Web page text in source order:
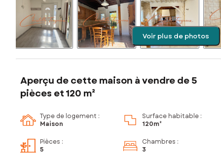
Voir plus de photos
Aperçu de cette maison à vendre de 5
pièces et 120 m²
Type de logement :
Maison
Surface habitable :
120m²
Pièces :
5
Chambres :
3